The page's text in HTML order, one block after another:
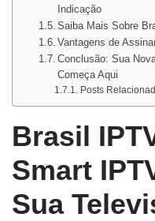
Indicação
Saiba Mais Sobre
Vantagens de
Conclusão: Sua
Começa Aqui
Posts
Brasil
Smart
Sua